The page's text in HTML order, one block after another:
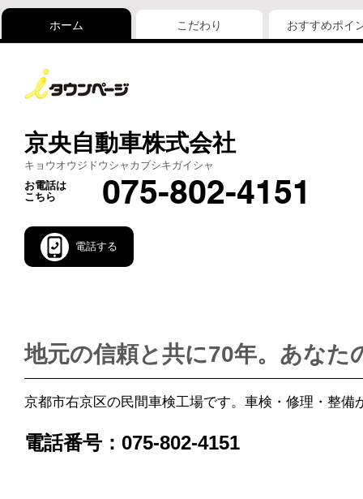
ホーム こだわり おすすめポイ
京央自動車株式会社
キョウオウジドウシャカブシキガイシャ
お電話は
こちら
075-802-4151
電話する
地元の信頼と共に70年。あなた
京都市右京区の民間車検工場です。車検・修理・整
電話番号：075-802-4151